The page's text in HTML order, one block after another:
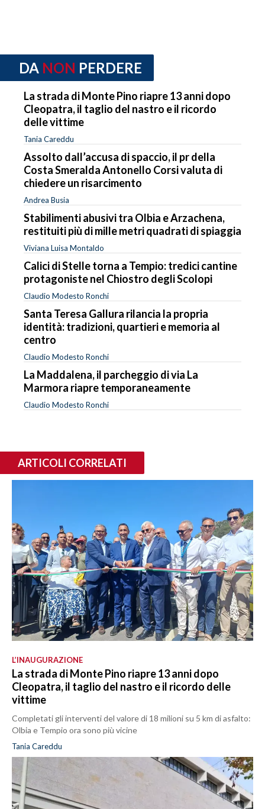
DA NON PERDERE
La strada di Monte Pino riapre 13 anni dopo
Cleopatra, il taglio del nastro e il ricordo
delle vittime
Tania Careddu
Assolto dall’accusa di spaccio, il pr della
Costa Smeralda Antonello Corsi valuta di
chiedere un risarcimento
Andrea Busia
Stabilimenti abusivi tra Olbia e Arzachena,
restituiti più di mille metri quadrati di spiaggia
Viviana Luisa Montaldo
Calici di Stelle torna a Tempio: tredici cantine
protagoniste nel Chiostro degli Scolopi
Claudio Modesto Ronchi
Santa Teresa Gallura rilancia la propria
identità: tradizioni, quartieri e memoria al
centro
Claudio Modesto Ronchi
La Maddalena, il parcheggio di via La
Marmora riapre temporaneamente
Claudio Modesto Ronchi
ARTICOLI CORRELATI
L’INAUGURAZIONE
La strada di Monte Pino riapre 13 anni dopo
Cleopatra, il taglio del nastro e il ricordo delle
vittime
Completati gli interventi del valore di 18 milioni su 5 km di asfalto:
Olbia e Tempio ora sono più vicine
Tania Careddu